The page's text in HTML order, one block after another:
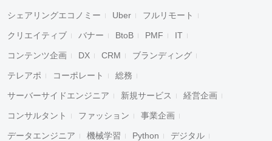
シェアリングエコノミー Uber フルリモート
クリエイティブ バナー BtoB PMF IT
コンテンツ企画 DX CRM ブランディング
テレアポ コーポレート 総務
サーバーサイドエンジニア 新規サービス 経営企画
コンサルタント ファッション 事業企画
データエンジニア 機械学習 Python デジタル